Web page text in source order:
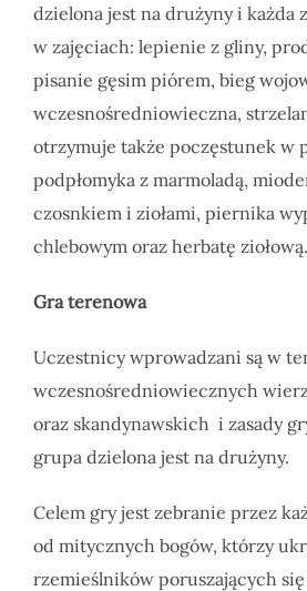
dzielona jest na drużyny i każda
w zajęciach: lepienie z gliny,
pisanie gęsim piórem, bieg
wczesnośredniowieczna,
otrzymuje także poczęstunek w
podpłomyka z marmoladą,
czosnkiem i ziołami, piernika
chlebowym oraz herbatę ziołową.
Gra terenowa
Uczestnicy wprowadzani są w
wczesnośredniowiecznych
oraz skandynawskich i zasady
grupa dzielona jest na drużyny.
Celem gry jest zebranie przez
od mitycznych bogów, którzy
rzemieślników poruszających